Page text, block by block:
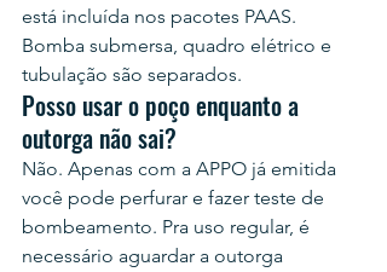
está incluída nos pacotes PAAS.
Bomba submersa, quadro elétrico e
tubulação são separados.
Posso usar o poço enquanto a
outorga não sai?
Não. Apenas com a APPO já emitida
você pode perfurar e fazer teste de
bombeamento. Pra uso regular, é
necessário aguardar a outorga